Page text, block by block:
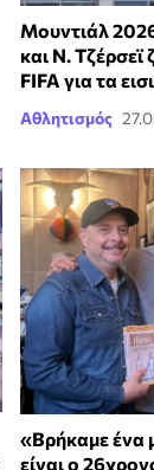
Μουντιάλ
και Ν. Τζέρσεϊ
FIFA για τα
Αθλητισμός
«Βρήκαμε ένα
είναι ο